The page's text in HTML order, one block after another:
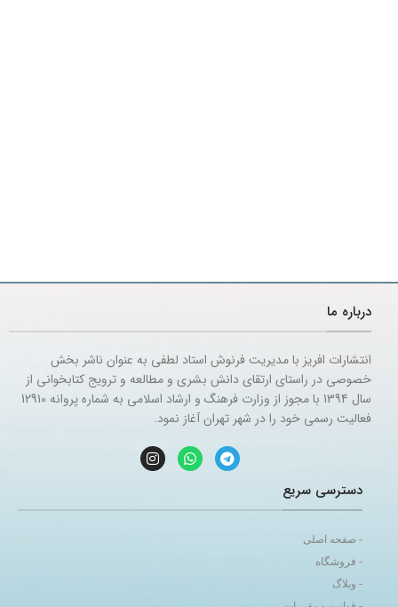
درباره ما
انتشارات افریز با مدیریت فرنوش استاد لطفی به عنوان ناشر بخش
خصوصی در راستای ارتقای دانش بشری و مطالعه و ترویج کتابخوانی از
سال 1394 با مجوز از وزارت فرهنگ و ارشاد اسلامی به شماره پروانه 12910
فعالیت رسمی خود را در شهر تهران آغاز نمود.
دسترسی سریع
- صفحه اصلی
- فروشگاه
- وبلاگ